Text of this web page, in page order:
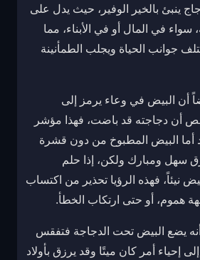
ينبئ بالخير الوفير، حيث يدل على
سواء في المال أو في الأبناء، مما
جوانب الحياة ويجلب الطمأنينة
أن البيض في وعاء يرمز إلى
أن دجاجته قد باضت، فهذا مؤشر
أما البيض المطبوخ من دون قشرة
سهل ومبارك ولكن، إذا حلم
نيئاً، فهذه الرؤيا تحذير من اكتساب
هموم، أو حتى ارتكاب الخطأ.
أنه يضع البيض تحت الدجاجة فتفقس
إحياء أمر كان ميتًا وقد يرزق بأولاد